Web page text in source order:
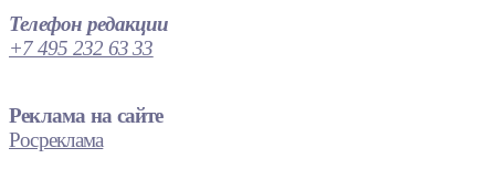
Телефон редакции
+7 495 232 63 33
Реклама на сайте
Росреклама